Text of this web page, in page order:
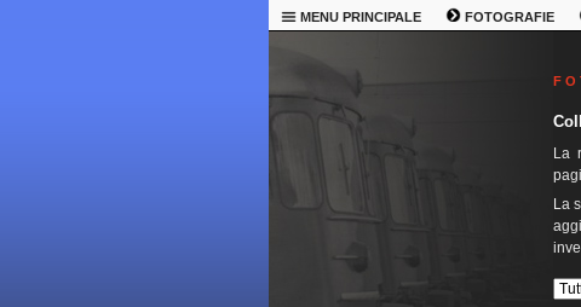
MENU PRINCIPALE FOTOGRAFIE
F O
La
La